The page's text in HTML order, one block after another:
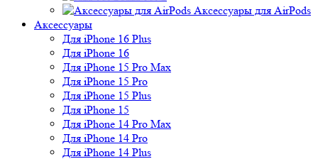
Аксессуары для AirPods
Аксессуары
Для iPhone 16 Plus
Для iPhone 16
Для iPhone 15 Pro Max
Для iPhone 15 Pro
Для iPhone 15 Plus
Для iPhone 15
Для iPhone 14 Pro Max
Для iPhone 14 Pro
Для iPhone 14 Plus